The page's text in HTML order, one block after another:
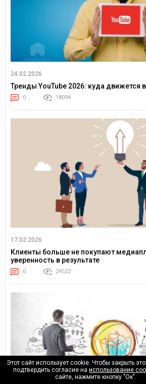
24.02.2026
Тренды YouTube 2026: куда движется
0 18094
17.02.2026
Клиенты больше не покупают
уверенность в результате
0 24522
Этот сайт использует cookie. Чтобы закрыть
подтвердить согласие наиспользование
сайте, нажмите кнопку "Ок".